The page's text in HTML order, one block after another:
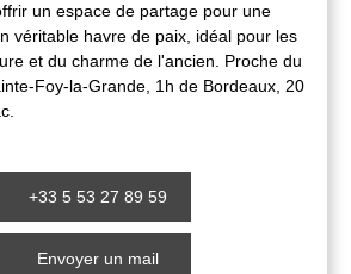
un espace de partage pour une
véritable havre de paix, idéal pour les
et du charme de l'ancien. Proche du
Foy-la-Grande, 1h de Bordeaux, 20
+33 5 53 27 89 59
Envoyer un mail